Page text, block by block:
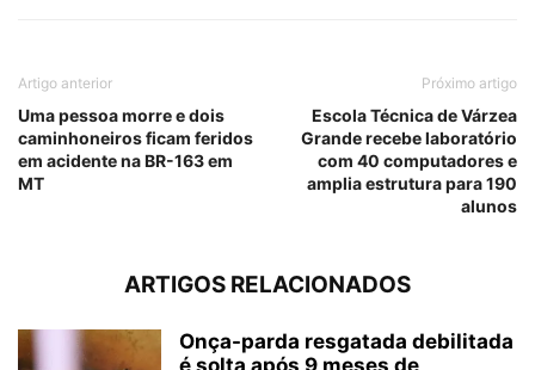
Artigo anterior
Uma pessoa morre e dois
caminhoneiros ficam feridos
em acidente na BR-163 em
MT
Próximo artigo
Escola Técnica de Várzea
Grande recebe laboratório
com 40 computadores e
amplia estrutura para 190
alunos
ARTIGOS RELACIONADOS
Onça-parda resgatada debilitada
é solta após 9 meses de